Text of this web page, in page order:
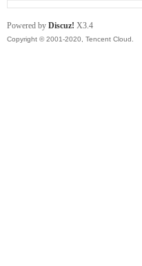
Powered by Discuz! X3.4
Copyright © 2001-2020, Tencent Cloud.